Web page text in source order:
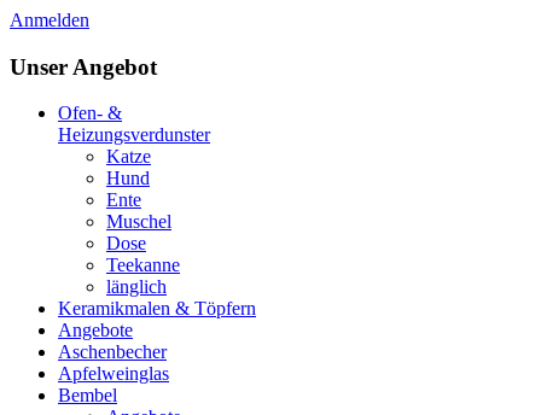
Anmelden
Unser Angebot
Ofen- &
Heizungsverdunster
Katze
Hund
Ente
Muschel
Dose
Teekanne
länglich
Keramikmalen & Töpfern
Angebote
Aschenbecher
Apfelweinglas
Bembel